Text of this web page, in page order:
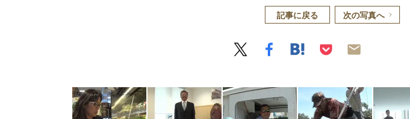
Loaded:
87.03%
記事に戻る 次の写真へ